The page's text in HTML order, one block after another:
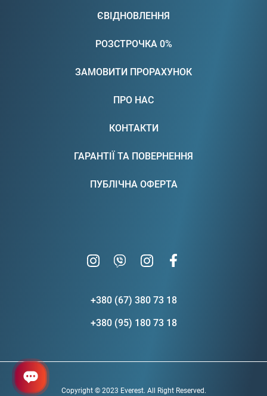
ЄВІДНОВЛЕННЯ
РОЗСТРОЧКА 0%
ЗАМОВИТИ ПРОРАХУНОК
ПРО НАС
КОНТАКТИ
ГАРАНТІЇ ТА ПОВЕРНЕННЯ
ПУБЛІЧНА ОФЕРТА
+380 (67) 380 73 18
+380 (95) 180 73 18
Copyright © 2023 Everest. All Right Reserved.